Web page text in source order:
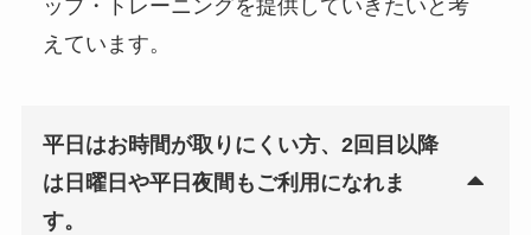
ップ・トレーニングを提供していきたいと考
えています。
平日はお時間が取りにくい方、2回目以降
は日曜日や平日夜間もご利用になれま
す。